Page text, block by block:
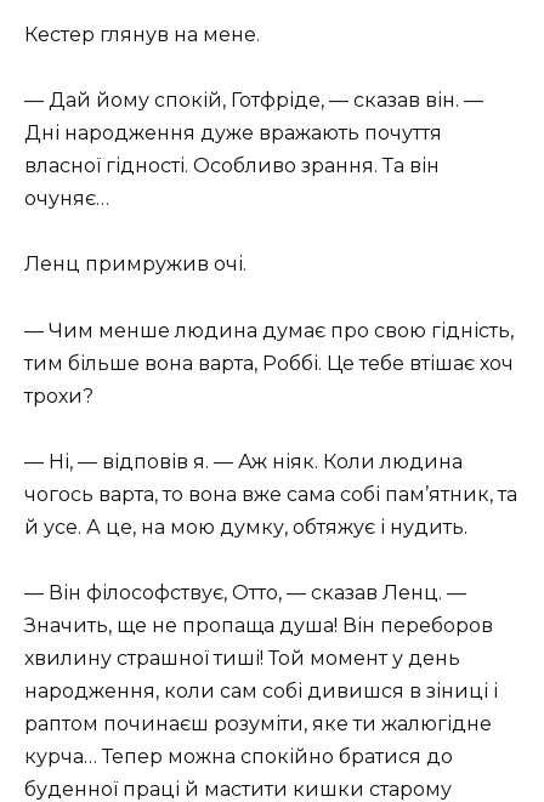
Кестер глянув на мене.
— Дай йому спокій, Готфріде, — сказав він. —
Дні народження дуже вражають почуття
власної гідності. Особливо зрання. Та він
очуняє…
Ленц примружив очі.
— Чим менше людина думає про свою гідність,
тим більше вона варта, Роббі. Це тебе втішає хоч
трохи?
— Ні, — відповів я. — Аж ніяк. Коли людина
чогось варта, то вона вже сама собі пам’ятник, та
й усе. А це, на мою думку, обтяжує і нудить.
— Він філософствує, Отто, — сказав Ленц. —
Значить, ще не пропаща душа! Він переборов
хвилину страшної тиші! Той момент у день
народження, коли сам собі дивишся в зіниці і
раптом починаєш розуміти, яке ти жалюгідне
курча… Тепер можна спокійно братися до
буденної праці й мастити кишки старому